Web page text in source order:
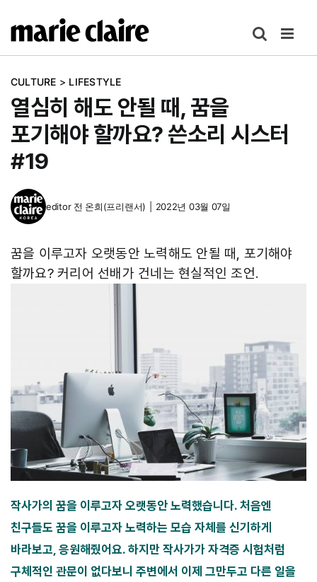
텐
건CULTURE > LIFESTYLE
열심히 해도 안될 때, 꿈을
포기해야 할까요? 쓴소리 시스터
#19
editor 전 온희(프리랜서) 2022년 03월 07일
꿈을 이루고자 오랫동안 노력해도 안될 때, 포기해야
할까요? 커리어 선배가 건네는 현실적인 조언.
작사가의 꿈을 이루고자 오랫동안 노력했습니다. 처음엔
친구들도 꿈을 이루고자 노력하는 모습 자체를 신기하게
바라보고, 응원해줬어요. 하지만 작사가가 자격증 시험처럼
구체적인 관문이 없다보니 주변에서 이제 그만두고 다른 일을